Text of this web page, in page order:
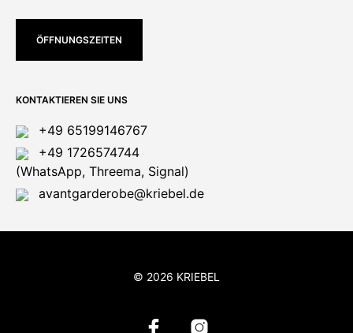
ÖFFNUNGSZEITEN
KONTAKTIEREN SIE UNS
+49 65199146767
+49 1726574744
(WhatsApp, Threema, Signal)
avantgarderobe@kriebel.de
© 2026 KRIEBEL